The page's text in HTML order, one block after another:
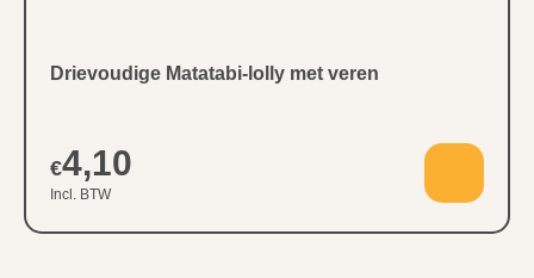
Drievoudige Matatabi-lolly met veren
€4,10
Incl. BTW